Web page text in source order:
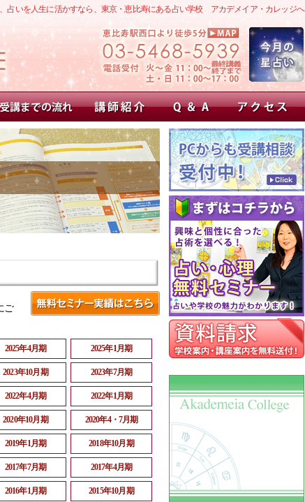
占いを人生に活かすなら、東京・恵比寿にある占い学校 アカデメイア・カレッジへ
ご
2025年4月期 2025年1月期
2023年10月期 2023年7月期
2022年4月期 2022年1月期
2020年10月期 2020年4・7月期
2019年1月期 2018年10月期
2017年7月期 2017年4月期
2016年1月期 2015年10月期